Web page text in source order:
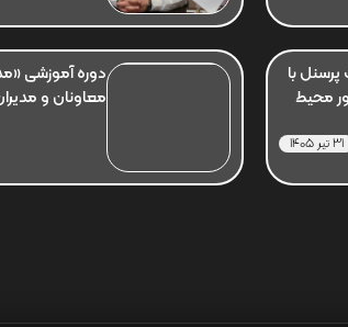
پرسنل با
محیط
31 تیر 1405
دوره آموزشی
معاونان و